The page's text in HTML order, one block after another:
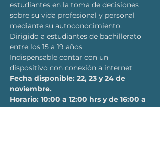
estudiantes en la toma de decisiones
sobre su vida profesional y personal
mediante su autoconocimiento.
Dirigido a estudiantes de bachillerato
entre los 15 a 19 años
Indispensable contar con un
dispositivo con conexión a internet
Fecha disponible: 22, 23 y 24 de
noviembre.
Horario: 10:00 a 12:00 hrs y de 16:00 a
18:00 hrs.